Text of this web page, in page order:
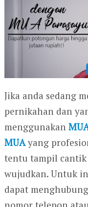
Jika anda sedang
pernikahan dan
menggunakan
MUAyang
tentu tampil
wujudkan. Untuk
dapat